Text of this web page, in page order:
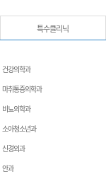
특수클리닉
건강의학과
마취통증의학과
비뇨의학과
소아청소년과
신경외과
안과